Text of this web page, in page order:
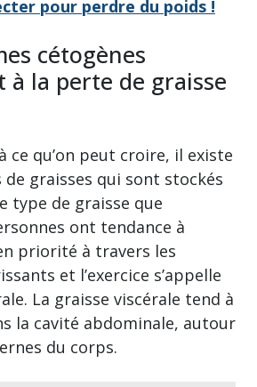
pour perdre du poids !
cétogènes
la perte de graisse
ce qu’on peut croire, il existe
graisses qui sont stockés
type de graisse que
ont tendance à
priorité à travers les
et l’exercice s’appelle
La graisse viscérale tend à
la cavité abdominale, autour
du corps.